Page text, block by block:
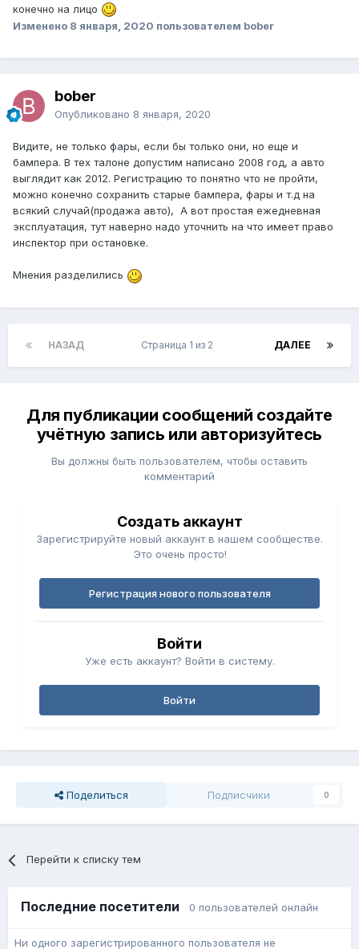
конечно на лицо
Изменено 8 января, 2020 пользователем bober
bober
Опубликовано 8 января, 2020
Видите, не только фары, если бы только они, но еще и
бампера. В тех талоне допустим написано 2008 год, а авто
выглядит как 2012. Регистрацию то понятно что не пройти,
можно конечно сохранить старые бампера, фары и т.д на
всякий случай(продажа авто), А вот простая ежедневная
эксплуатация, тут наверно надо уточнить на что имеет право
инспектор при остановке.
Мнения разделились
НАЗАД ДАЛЕЕ
Страница 1 из 2
Для публикации сообщений создайте
учётную запись или авторизуйтесь
Вы должны быть пользователем, чтобы оставить
комментарий
Создать аккаунт
Зарегистрируйте новый аккаунт в нашем сообществе.
Это очень просто!
Регистрация нового пользователя
Войти
Уже есть аккаунт? Войти в систему.
Войти
Поделиться Подписчики 0
Перейти к списку тем
Последние посетители 0 пользователей онлайн
Ни одного зарегистрированного пользователя не